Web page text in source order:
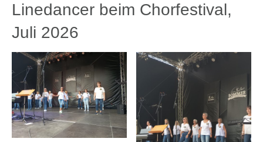
Linedancer beim Chorfestival,
Juli 2026